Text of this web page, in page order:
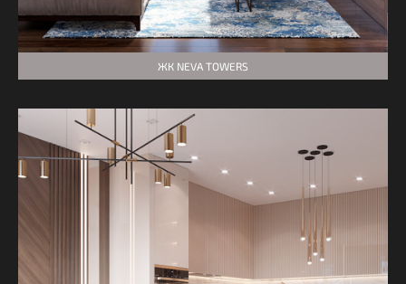
ЖК NEVA TOWERS